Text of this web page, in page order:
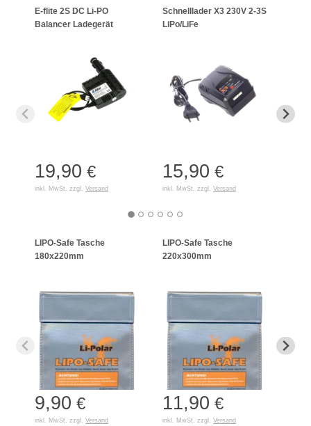
E-flite 2S DC Li-PO
Balancer Ladegerät
19,90 €
inkl. MwSt. zzgl. Versand
Schnelllader X3 230V 2-3S
LiPo/LiFe
15,90 €
inkl. MwSt. zzgl. Versand
LIPO-Safe Tasche
180x220mm
9,90 €
inkl. MwSt. zzgl. Versand
LIPO-Safe Tasche
220x300mm
11,90 €
inkl. MwSt. zzgl. Versand